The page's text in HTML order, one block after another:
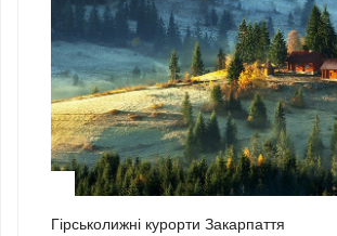
Гірськолижні курорти Закарпаття